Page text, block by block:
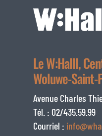
Le W:Halll,
Woluwe-
Avenue Charles
Tél. : 02/435.59.99
Courriel :